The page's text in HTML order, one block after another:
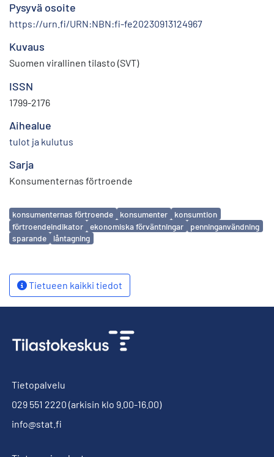
Pysyvä osoite
https://urn.fi/URN:NBN:fi-fe20230913124967
Kuvaus
Suomen virallinen tilasto (SVT)
ISSN
1799-2176
Aihealue
tulot ja kulutus
Sarja
Konsumenternas förtroende
Avainsanat
konsumenternas förtroende konsumenter
konsumtion
förtroendeindikator
ekonomiska förväntningar
penninganvändning
sparande
låntagning
Tietueen kaikki tiedot
Tietopalvelu
029 551 2220 (arkisin klo 9.00-16.00)
info@stat.fi